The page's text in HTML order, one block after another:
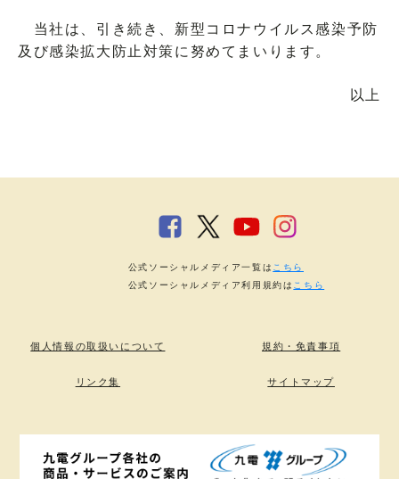
当社は、引き続き、新型コロナウイルス感染予防
及び感染拡大防止対策に努めてまいります。
以上
個人情報の取扱いについて 規約・免責事項
リンク集 サイトマップ
公式ソーシャルメディア一覧は こちら
公式ソーシャルメディア利用規約は こちら